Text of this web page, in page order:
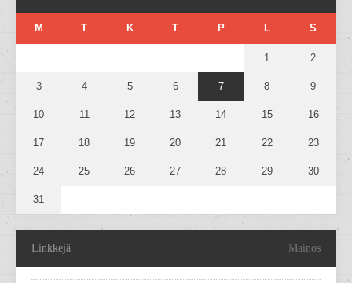
M T K T P L S
1 2
3 4 5 6 7 8 9
10 11 12 13 14 15 16
17 18 19 20 21 22 23
24 25 26 27 28 29 30
31
Linkkejä Mainos